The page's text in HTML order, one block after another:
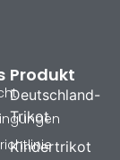
Produkt
Deutschland-
Trikot
Kindertrikot